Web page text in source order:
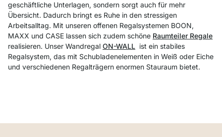
geschäftliche Unterlagen, sondern sorgt auch für mehr
Übersicht. Dadurch bringt es Ruhe in den stressigen
Arbeitsalltag. Mit unseren offenen Regalsystemen BOON,
MAXX und CASE lassen sich zudem schöne Raumteiler Regale
realisieren. Unser Wandregal ON-WALL ist ein stabiles
Regalsystem, das mit Schubladenelementen in Weiß oder Eiche
und verschiedenen Regalträgern enormen Stauraum bietet.